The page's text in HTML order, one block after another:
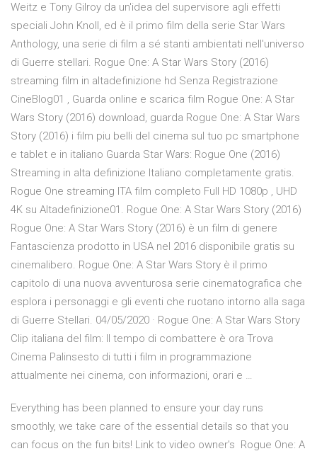
Weitz e Tony Gilroy da un'idea del supervisore agli effetti
speciali John Knoll, ed è il primo film della serie Star Wars
Anthology, una serie di film a sé stanti ambientati nell'universo
di Guerre stellari. Rogue One: A Star Wars Story (2016)
streaming film in altadefinizione hd Senza Registrazione
CineBlog01 , Guarda online e scarica film Rogue One: A Star
Wars Story (2016) download, guarda Rogue One: A Star Wars
Story (2016) i film piu belli del cinema sul tuo pc smartphone
e tablet e in italiano Guarda Star Wars: Rogue One (2016)
Streaming in alta definizione Italiano completamente gratis.
Rogue One streaming ITA film completo Full HD 1080p , UHD
4K su Altadefinizione01. Rogue One: A Star Wars Story (2016)
Rogue One: A Star Wars Story (2016) è un film di genere
Fantascienza prodotto in USA nel 2016 disponibile gratis su
cinemalibero. Rogue One: A Star Wars Story è il primo
capitolo di una nuova avventurosa serie cinematografica che
esplora i personaggi e gli eventi che ruotano intorno alla saga
di Guerre Stellari. 04/05/2020 · Rogue One: A Star Wars Story
Clip italiana del film: Il tempo di combattere è ora Trova
Cinema Palinsesto di tutti i film in programmazione
attualmente nei cinema, con informazioni, orari e …
Everything has been planned to ensure your day runs
smoothly, we take care of the essential details so that you
can focus on the fun bits! Link to video owner's Rogue One: A